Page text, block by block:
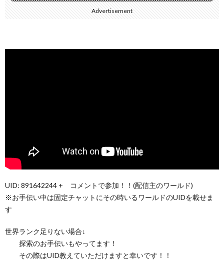
Advertisement
UID: 891642244 + コメントで参加！！(配信主のワールド)
※お手伝い中は固定チャットにその時いるワールドのUIDを載せま
す
世界ランク足りない場合↓
探索のお手伝いもやってます！
その際はUID教えていただけますと幸いです！！